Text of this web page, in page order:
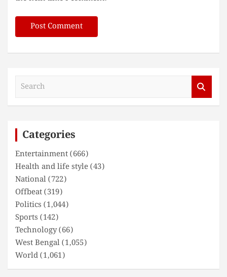
Categories
Entertainment(666)
Health and life style(43)
National(722)
Offbeat(319)
Politics (1,044)
Sports (142)
Technology(66)
West Bengal(1,055)
World(1,061)